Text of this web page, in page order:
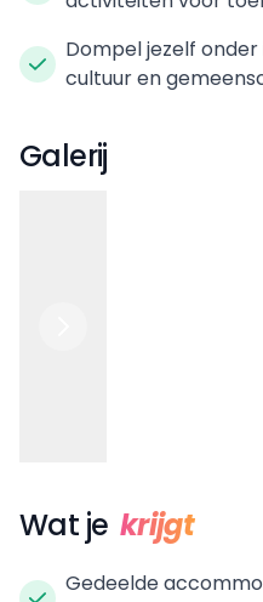
Dompel jezelf
cultuur en
Galerij
Wat je krijgt
Gedeelde